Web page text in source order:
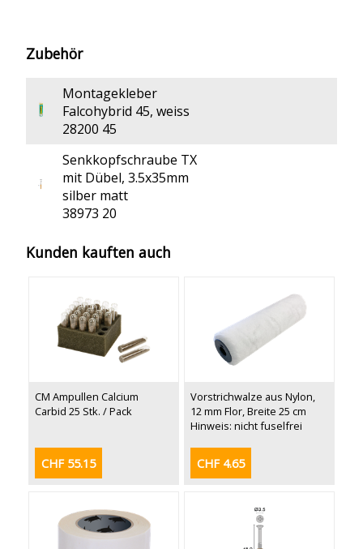
Zubehör
Montagekleber
Falcohybrid 45, weiss
28200 45
Senkkopfschraube TX
mit Dübel, 3.5x35mm
silber matt
38973 20
Kunden kauften auch
CM Ampullen Calcium
Carbid 25 Stk. / Pack
CHF 55.15
Vorstrichwalze aus Nylon,
12 mm Flor, Breite 25 cm
Hinweis: nicht fuselfrei
CHF 4.65